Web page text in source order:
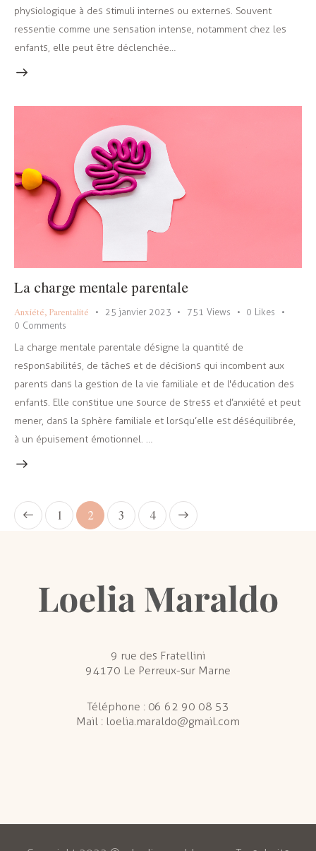
physiologique à des stimuli internes ou externes. Souvent
ressentie comme une sensation intense, notamment chez les
enfants, elle peut être déclenchée…
La charge mentale parentale
Anxiété, Parentalité 25 janvier 2023 751 Views 0 Likes
0 Comments
La charge mentale parentale désigne la quantité de
responsabilités, de tâches et de décisions qui incombent aux
parents dans la gestion de la vie familiale et de l'éducation des
enfants. Elle constitue une source de stress et d’anxiété et peut
mener, dans la sphère familiale et lorsqu’elle est déséquilibrée,
à un épuisement émotionnel. …
1 2 3 4
9 rue des Fratellini
94170 Le Perreux-sur Marne
Téléphone : 06 62 90 08 53
Mail : loelia.maraldo@gmail.com